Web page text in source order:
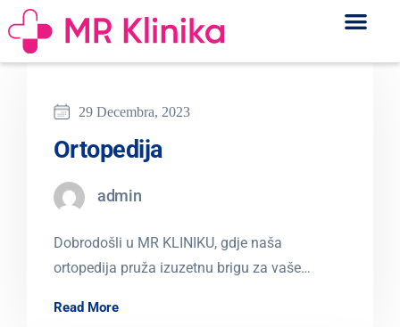
29 Decembra, 2023
Ortopedija
admin
Dobrodošli u MR KLINIKU, gdje naša
ortopedija pruža izuzetnu brigu za vaše
ortopeda…
Read More